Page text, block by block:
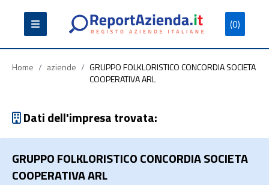
(0)
Partita
Iva
Codice
Fiscale
Ragione
Sociale
Home / aziende / GRUPPO FOLKLORISTICO CONCORDIA SOCIETA
COOPERATIVA ARL
Dati dell'impresa trovata:
GRUPPO FOLKLORISTICO CONCORDIA SOCIETA
COOPERATIVA ARL